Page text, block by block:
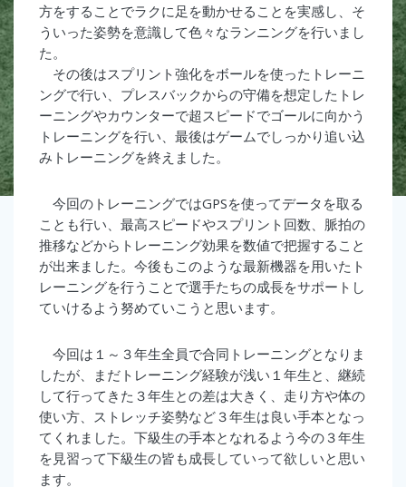
方をすることでラクに足を動かせることを実感し、そ
ういった姿勢を意識して色々なランニングを行いまし
た。
その後はスプリント強化をボールを使ったトレーニ
ングで行い、プレスバックからの守備を想定したトレ
ーニングやカウンターで超スピードでゴールに向かう
トレーニングを行い、最後はゲームでしっかり追い込
みトレーニングを終えました。
今回のトレーニングではGPSを使ってデータを取る
ことも行い、最高スピードやスプリント回数、脈拍の
推移などからトレーニング効果を数値で把握すること
が出来ました。今後もこのような最新機器を用いたト
レーニングを行うことで選手たちの成長をサポートし
ていけるよう努めていこうと思います。
今回は１～３年生全員で合同トレーニングとなりま
したが、まだトレーニング経験が浅い１年生と、継続
して行ってきた３年生との差は大きく、走り方や体の
使い方、ストレッチ姿勢など３年生は良い手本となっ
てくれました。下級生の手本となれるよう今の３年生
を見習って下級生の皆も成長していって欲しいと思い
ます。